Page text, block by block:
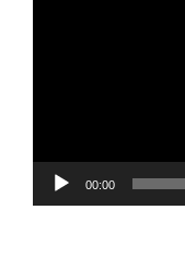
00:00